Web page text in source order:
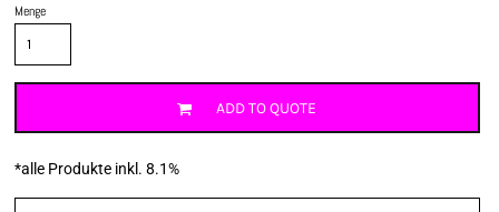
Menge
ADD TO QUOTE
*alle Produkte inkl. 8.1%